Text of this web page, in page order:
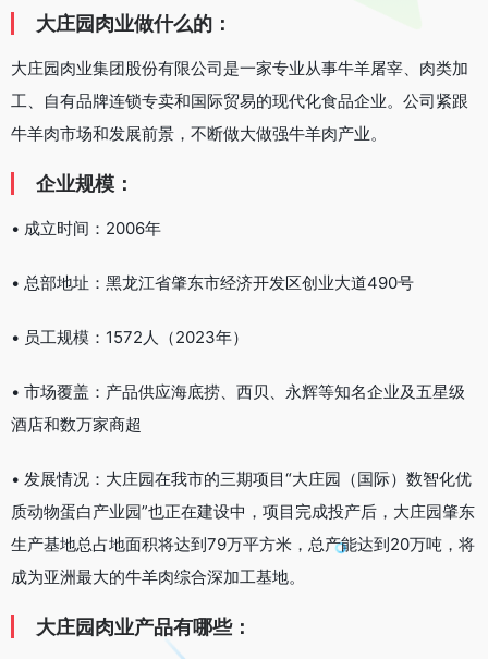
大庄园肉业做什么的：
大庄园肉业集团股份有限公司是一家专业从事牛羊屠宰、肉类加
工、自有品牌连锁专卖和国际贸易的现代化食品企业。公司紧跟
牛羊肉市场和发展前景，不断做大做强牛羊肉产业。
企业规模：
• 成立时间：2006年
• 总部地址：黑龙江省肇东市经济开发区创业大道490号
• 员工规模：1572人（2023年）
• 市场覆盖：产品供应海底捞、西贝、永辉等知名企业及五星级
酒店和数万家商超
• 发展情况：大庄园在我市的三期项目“大庄园（国际）数智化优
质动物蛋白产业园”也正在建设中，项目完成投产后，大庄园肇东
生产基地总占地面积将达到79万平方米，总产能达到20万吨，将
成为亚洲最大的牛羊肉综合深加工基地。
大庄园肉业产品有哪些：